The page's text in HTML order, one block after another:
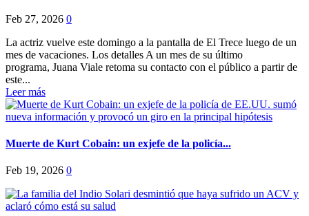
Feb 27, 2026 0
La actriz vuelve este domingo a la pantalla de El Trece luego de un
mes de vacaciones. Los detalles A un mes de su último
programa, Juana Viale retoma su contacto con el público a partir de
este...
Leer más
Muerte de Kurt Cobain: un exjefe de la policía...
Feb 19, 2026 0